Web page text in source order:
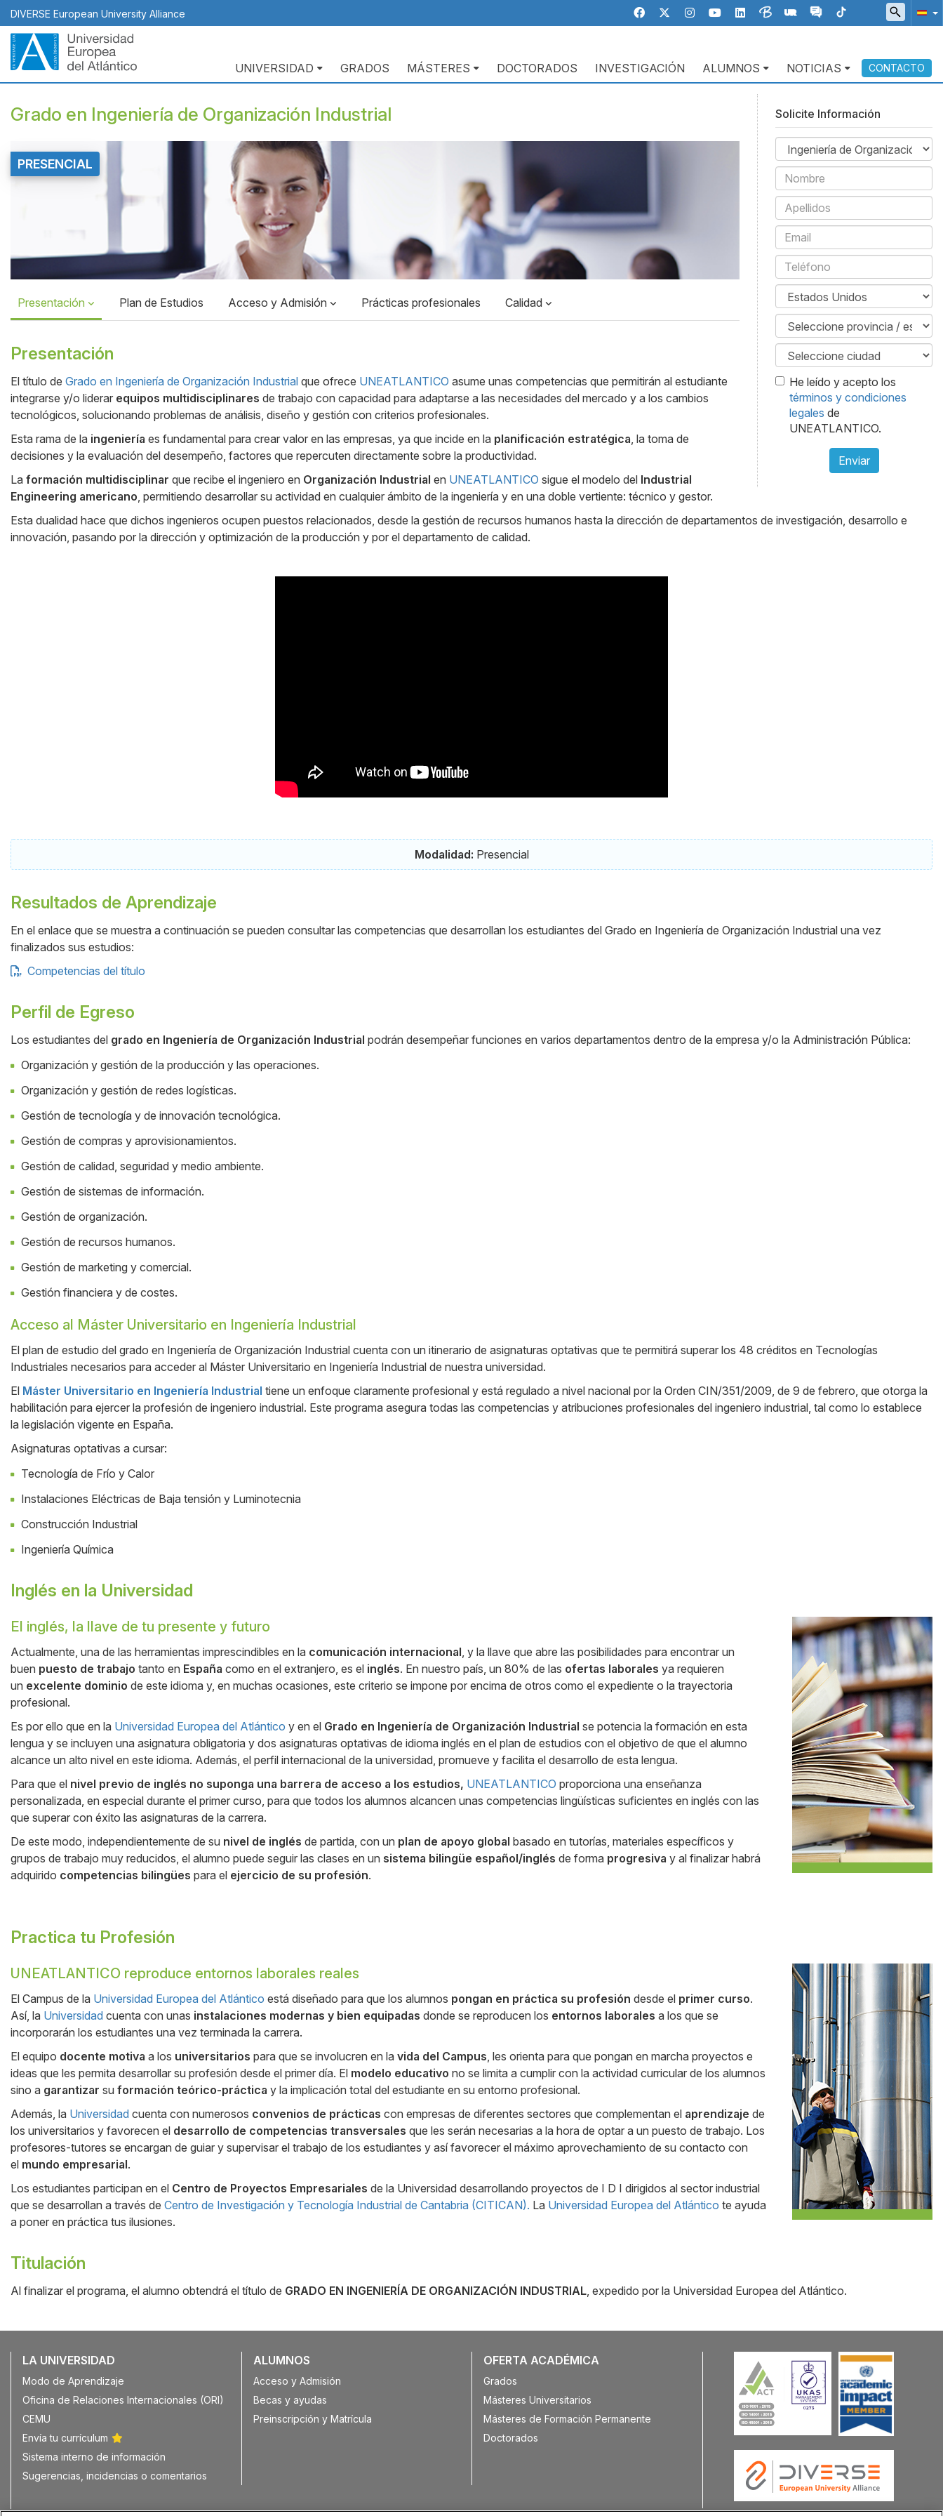
Pasar
al
contenido
principal
DIVERSE European University Alliance
Navegación
principal
UNIVERSIDAD GRADOS MÁSTERES DOCTORADOS INVESTIGACIÓN ALUMNOS NOTICIAS CONTACTO
Solicite Información
He leído y acepto los
términos y condiciones
legales de
UNEATLANTICO.
Enviar
Grado en Ingeniería de Organización Industrial
Top
PRESENCIAL
Presentación Plan de Estudios Acceso y Admisión Prácticas profesionales Calidad
Presentación
Cuerpo
El título de Grado en Ingeniería de Organización Industrial que ofrece UNEATLANTICO asume unas competencias que permitirán al estudiante
integrarse y/o liderar equipos multidisciplinares de trabajo con capacidad para adaptarse a las necesidades del mercado y a los cambios
tecnológicos, solucionando problemas de análisis, diseño y gestión con criterios profesionales.
Esta rama de la ingeniería es fundamental para crear valor en las empresas, ya que incide en la planificación estratégica , la toma de
decisiones y la evaluación del desempeño, factores que repercuten directamente sobre la productividad.
La formación multidisciplinar que recibe el ingeniero en Organización Industrial en UNEATLANTICO sigue el modelo del Industrial
Engineering americano , permitiendo desarrollar su actividad en cualquier ámbito de la ingeniería y en una doble vertiente: técnico y gestor.
Esta dualidad hace que dichos ingenieros ocupen puestos relacionados, desde la gestión de recursos humanos hasta la dirección de departamentos de investigación, desarrollo e
innovación, pasando por la dirección y optimización de la producción y por el departamento de calidad.
Modalidad: Presencial
Resultados de Aprendizaje
En el enlace que se muestra a continuación se pueden consultar las competencias que desarrollan los estudiantes del Grado en Ingeniería de Organización Industrial una vez
finalizados sus estudios:
Competencias del título
Perfil de Egreso
Cuerpo
Los estudiantes del grado en Ingeniería de Organización Industrial podrán desempeñar funciones en varios departamentos dentro de la empresa y/o la Administración Pública:
Organización y gestión de la producción y las operaciones.
Organización y gestión de redes logísticas.
Gestión de tecnología y de innovación tecnológica.
Gestión de compras y aprovisionamientos.
Gestión de calidad, seguridad y medio ambiente.
Gestión de sistemas de información.
Gestión de organización.
Gestión de recursos humanos.
Gestión de marketing y comercial.
Gestión financiera y de costes.
Acceso al Máster Universitario en Ingeniería Industrial
El plan de estudio del grado en Ingeniería de Organización Industrial cuenta con un itinerario de asignaturas optativas que te permitirá superar los 48 créditos en Tecnologías
Industriales necesarios para acceder al Máster Universitario en Ingeniería Industrial de nuestra universidad.
El Máster Universitario en Ingeniería Industrial tiene un enfoque claramente profesional y está regulado a nivel nacional por la Orden CIN/351/2009, de 9 de febrero, que otorga la
habilitación para ejercer la profesión de ingeniero industrial. Este programa asegura todas las competencias y atribuciones profesionales del ingeniero industrial, tal como lo establece
la legislación vigente en España.
Asignaturas optativas a cursar:
Tecnología de Frío y Calor
Instalaciones Eléctricas de Baja tensión y Luminotecnia
Construcción Industrial
Ingeniería Química
Inglés en la Universidad
Side
Banner
Cuerpo
El inglés, la llave de tu presente y futuro
Actualmente, una de las herramientas imprescindibles en la comunicación internacional , y la llave que abre las posibilidades para encontrar un
buen puesto de trabajo tanto en España como en el extranjero, es el inglés. En nuestro país, un 80% de las ofertas laborales ya requieren
un excelente dominio de este idioma y, en muchas ocasiones, este criterio se impone por encima de otros como el expediente o la trayectoria
profesional.
Es por ello que en la Universidad Europea del Atlántico y en el Grado en Ingeniería de Organización Industrial se potencia la formación en esta
lengua y se incluyen una asignatura obligatoria y dos asignaturas optativas de idioma inglés en el plan de estudios con el objetivo de que el alumno
alcance un alto nivel en este idioma. Además, el perfil internacional de la universidad, promueve y facilita el desarrollo de esta lengua.
Para que el nivel previo de inglés no suponga una barrera de acceso a los estudios, UNEATLANTICO proporciona una enseñanza
personalizada, en especial durante el primer curso, para que todos los alumnos alcancen unas competencias lingüísticas suficientes en inglés con las
que superar con éxito las asignaturas de la carrera.
De este modo, independientemente de su nivel de inglés de partida, con un plan de apoyo global basado en tutorías, materiales específicos y
grupos de trabajo muy reducidos, el alumno puede seguir las clases en un sistema bilingüe español/inglés de forma progresiva y al finalizar habrá
adquirido competencias bilingües para el ejercicio de su profesión.
Practica tu Profesión
Side
Banner
Cuerpo
UNEATLANTICO reproduce entornos laborales reales
El Campus de la Universidad Europea del Atlántico está diseñado para que los alumnos pongan en práctica su profesión desde el primer curso.
Así, la Universidad cuenta con unas instalaciones modernas y bien equipadas donde se reproducen los entornos laborales a los que se
incorporarán los estudiantes una vez terminada la carrera.
El equipo docente motiva a los universitarios para que se involucren en la vida del Campus , les orienta para que pongan en marcha proyectos e
ideas que les permita desarrollar su profesión desde el primer día. El modelo educativo no se limita a cumplir con la actividad curricular de los alumnos
sino a garantizar su formación teórico-práctica y la implicación total del estudiante en su entorno profesional.
Además, la Universidad cuenta con numerosos convenios de prácticas con empresas de diferentes sectores que complementan el aprendizaje de
los universitarios y favorecen el desarrollo de competencias transversales que les serán necesarias a la hora de optar a un puesto de trabajo. Los
profesores-tutores se encargan de guiar y supervisar el trabajo de los estudiantes y así favorecer el máximo aprovechamiento de su contacto con
el mundo empresarial.
Los estudiantes participan en el Centro de Proyectos Empresariales de la Universidad desarrollando proyectos de I D I dirigidos al sector industrial
que se desarrollan a través de Centro de Investigación y Tecnología Industrial de Cantabria (CITICAN). La Universidad Europea del Atlántico te ayuda
a poner en práctica tus ilusiones.
Titulación
Al finalizar el programa, el alumno obtendrá el título de GRADO EN INGENIERÍA DE ORGANIZACIÓN INDUSTRIAL , expedido por la Universidad Europea del Atlántico.
LA UNIVERSIDAD
Modo de Aprendizaje
Oficina de Relaciones Internacionales (ORI)
CEMU
Envía tu currículum
Sistema interno de información
Sugerencias, incidencias o comentarios
ALUMNOS
Acceso y Admisión
Becas y ayudas
Preinscripción y Matrícula
OFERTA ACADÉMICA
Grados
Másteres Universitarios
Másteres de Formación Permanente
Doctorados